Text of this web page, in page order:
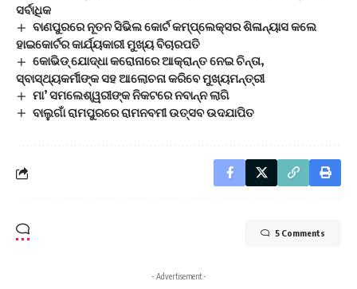
ସର୍ବାଧିକ
ବାଣପୁରରେ ନୂତନ ସିଭିଲ କୋର୍ଟ କମ୍ପ୍ଲେକ୍ସର ଶିଳାନ୍ୟାସ କଲେ
ହାଇକୋର୍ଟର କାର୍ଯ୍ୟକାରୀ ମୁଖ୍ୟ ବିଚାରପତି
କୋଭିଡ୍ ଯୋଦ୍ଧା କରୋନାରେ ଆକ୍ରାନ୍ତ ନେଇ ଚିନ୍ତା,
ସ୍ବାସ୍ଥ୍ୟକର୍ମୀଙ୍କ ସହ ଆଲୋଚନା କରିବେ ମୁଖ୍ୟମନ୍ତ୍ରୀ
ମା’ ସମଲେଶ୍ୱରୀଙ୍କ ନିକଟରେ ନବାନ୍ନ ଲାଗି
ବାଲୁଗାଁ ରାମପୁରରେ ରାମନବମୀ ଉତ୍ସବ ଉଦଯାପିତ
5 Comments
- Advertisement -